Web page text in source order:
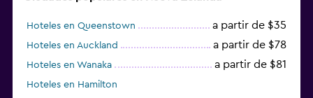
Hoteles en Queenstown a partir de $35
Hoteles en Auckland a partir de $78
Hoteles en Wanaka a partir de $81
Hoteles en Hamilton